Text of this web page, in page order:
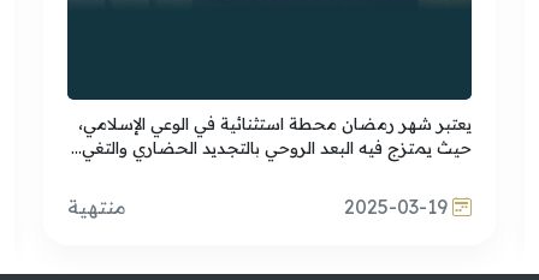
يعتبر شهر رمضان محطة استثنائية في الوعي الإسلامي،
حيث يمتزج فيه البعد الروحي بالتجديد الحضاري والتغي...
منتهية